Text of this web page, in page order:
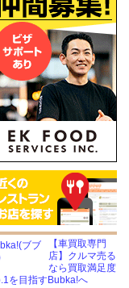
【車買取専門
店】クルマ売る
なら買取満足度
を目指すBubka!へ